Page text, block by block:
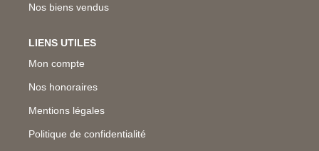
Nos biens vendus
LIENS UTILES
Mon compte
Nos honoraires
Mentions légales
Politique de confidentialité